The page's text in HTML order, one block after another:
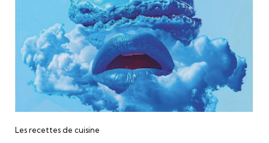
Les recettes de cuisine